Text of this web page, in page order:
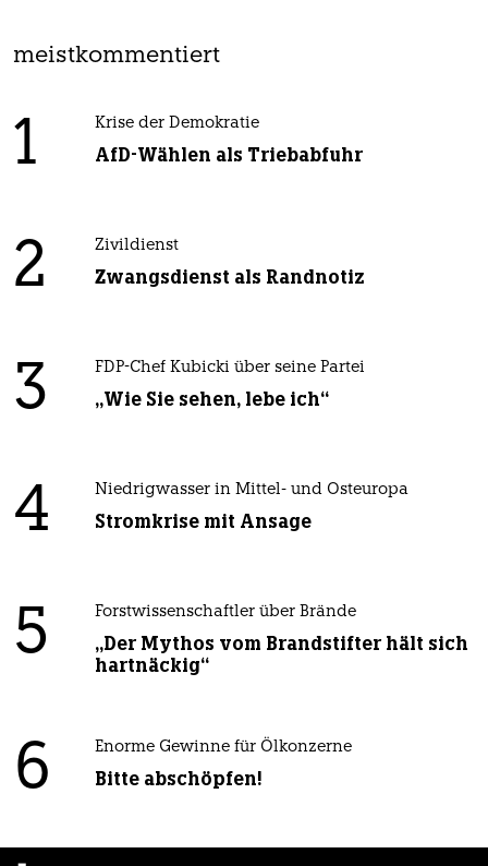
meistkommentiert
1 Krise der Demokratie
AfD-Wählen als Triebabfuhr
2 Zivildienst
Zwangsdienst als Randnotiz
3 FDP-Chef Kubicki über seine Partei
„Wie Sie sehen, lebe ich“
4 Niedrigwasser in Mittel- und Osteuropa
Stromkrise mit Ansage
5 Forstwissenschaftler über Brände
„Der Mythos vom Brandstifter hält sich
hartnäckig“
6 Enorme Gewinne für Ölkonzerne
Bitte abschöpfen!